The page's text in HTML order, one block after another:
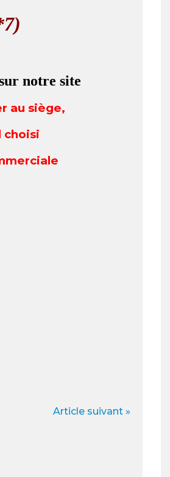
notre site
au siège,
choisi
Article suivant »